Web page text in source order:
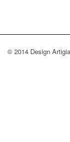
© 2014 Design